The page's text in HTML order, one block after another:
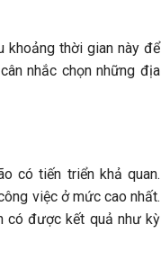
khoảng thời gian này để
nhắc chọn những địa
có tiến triển khả quan.
việc ở mức cao nhất.
có được kết quả như kỳ